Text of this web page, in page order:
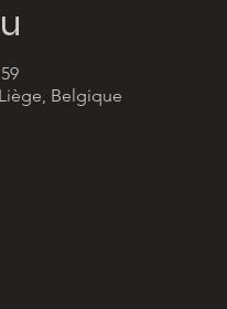
Belgique